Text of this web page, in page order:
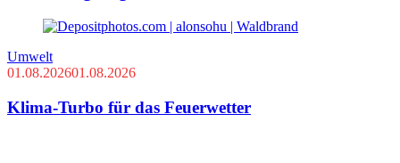
Umwelt
01.08.202601.08.2026
Klima-Turbo für das Feuerwetter